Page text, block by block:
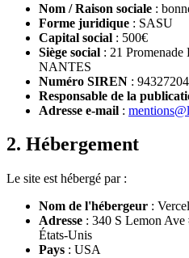
Nom / Raison sociale :
Forme juridique : SASU
Capital social : 500€
Siège social : 21
NANTES
Numéro SIREN :
Responsable de la
Adresse e-mail :
2. Hébergement
Le site est hébergé par :
Nom de l'hébergeur :
Adresse : 340 S Lemon
États-Unis
Pays : USA